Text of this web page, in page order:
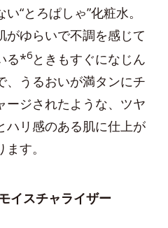
い“とろぱしゃ”化粧水。
がゆらいで不調を感じて
る*6ときもすぐになじん
、うるおいが満タンにチ
ージされたような、ツヤ
ハリ感のある肌に仕上が
ます。
イスチャライザー